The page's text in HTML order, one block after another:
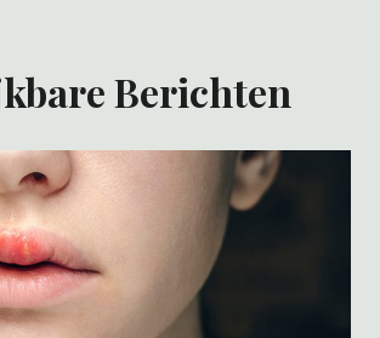
Berichten